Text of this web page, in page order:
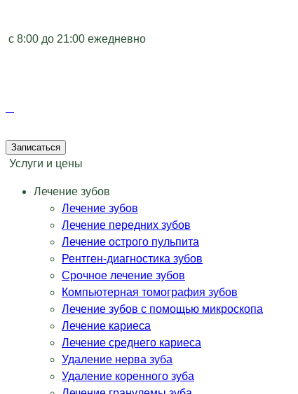
с 8:00 до 21:00 ежедневно
Записаться
Услуги и цены
Лечение зубов
Лечение зубов
Лечение передних зубов
Лечение острого пульпита
Рентген-диагностика зубов
Срочное лечение зубов
Компьютерная томография зубов
Лечение зубов с помощью микроскопа
Лечение кариеса
Лечение среднего кариеса
Удаление нерва зуба
Удаление коренного зуба